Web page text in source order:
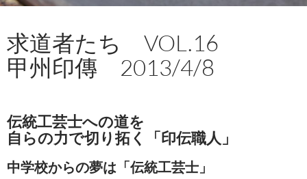
求道者たち VOL.16
甲州印傳 2013/4/8
伝統工芸士への道を
自らの力で切り拓く「印伝職人」
中学校からの夢は「伝統工芸士」